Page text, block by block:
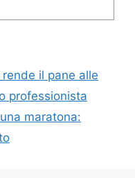
il pane alle
professionista
maratona: